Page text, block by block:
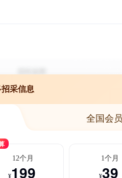
采信息
全国会员
12个月
¥199
1个月
¥39